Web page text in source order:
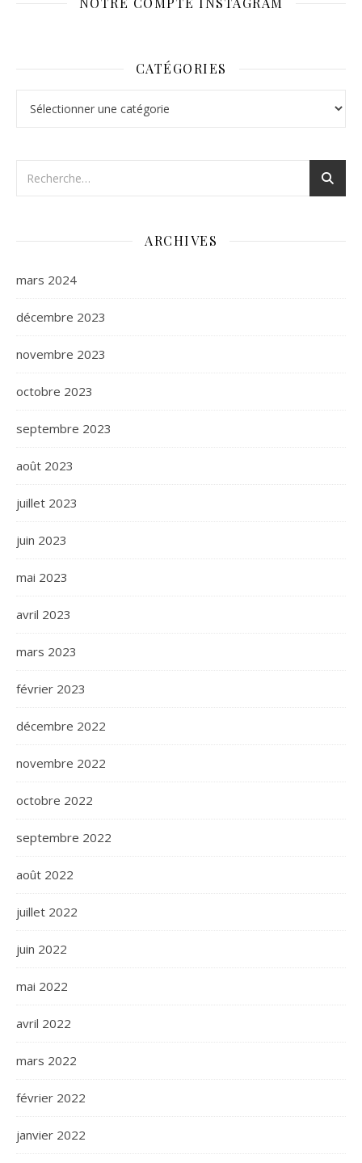
CATÉGORIES
ARCHIVES
mars 2024
décembre 2023
novembre 2023
octobre 2023
septembre 2023
août 2023
juillet 2023
juin 2023
mai 2023
avril 2023
mars 2023
février 2023
décembre 2022
novembre 2022
octobre 2022
septembre 2022
août 2022
juillet 2022
juin 2022
mai 2022
avril 2022
mars 2022
février 2022
janvier 2022